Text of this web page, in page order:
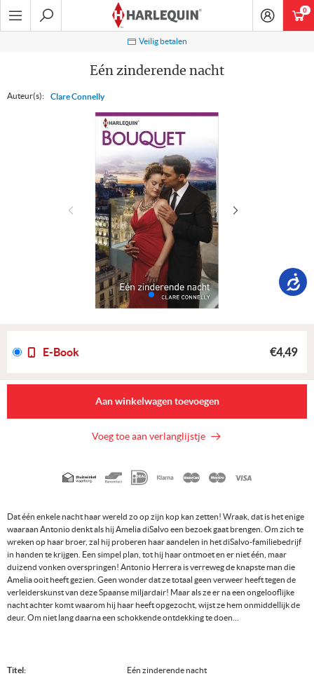
Ga
naar
Veilig betalen
Eén zinderende nacht
Auteur(s): Clare Connelly
Dat één enkele nacht haar wereld zo op zijn kop kan zetten! Wraak, dat is het enige
waaraan Antonio denkt als hij Amelia diSalvo een bezoek gaat brengen. Om zich te
wreken op haar broer, zal hij proberen haar aandelen in het diSalvo-familiebedrijf
in handen te krijgen. Een simpel plan, tot hij haar ontmoet en er niet één, maar
duizend vonken overspringen! Antonio Herrera is verreweg de knapste man die
Amelia ooit heeft gezien. Geen wonder dat ze totaal geen verweer heeft tegen de
verleiderskunst van deze Spaanse miljardair! Maar als ze er na een ongelooflijke
nacht achter komt waarom hij haar heeft opgezocht, wijst ze hem onmiddellijk de
deur. Om niet lang daarna een schokkende ontdekking te doen...
Titel: Eén zinderende nacht
E-Book €4,49
Aan winkelwagen toevoegen
Voeg toe aan verlanglijstje
Geaccepteerde
0